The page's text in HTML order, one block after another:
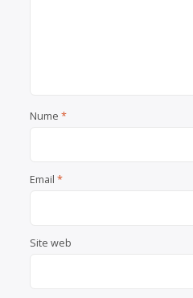
Nume *
Email *
Site web